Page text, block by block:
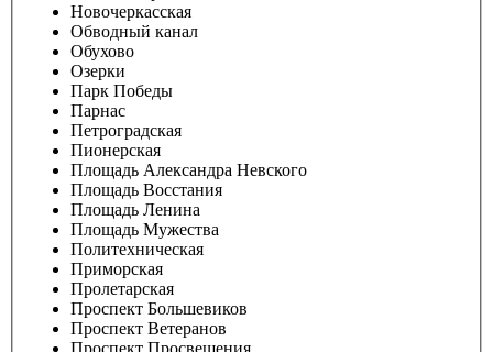
Новочеркасская
Обводный канал
Обухово
Озерки
Парк Победы
Парнас
Петроградская
Пионерская
Площадь Александра Невского
Площадь Восстания
Площадь Ленина
Площадь Мужества
Политехническая
Приморская
Пролетарская
Проспект Большевиков
Проспект Ветеранов
Проспект Просвещения